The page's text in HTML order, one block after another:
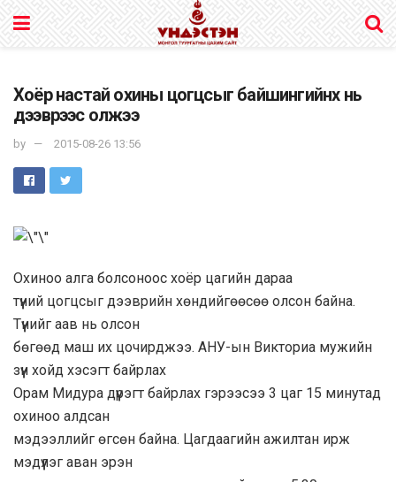
Хоёр настай охины цогцсыг байшингийнх нь
дээврээс олжээ
by 2015-08-26 13:56
Охиноо алга болсоноос хоёр цагийн дараа
түүний цогцсыг дээврийн хөндийгөөсөө олсон байна.
Түүнийг аав нь олсон
бөгөөд маш их цочирджээ. АНУ-ын Викториа мужийн
зүүн хойд хэсэгт байрлах
Орам Мидура дүүрэгт байрлах гэрээсээ 3 цаг 15 минутад
охиноо алдсан
мэдээллийг өгсөн байна. Цагдаагийн ажилтан ирж
мэдүүлэг аван эрэн